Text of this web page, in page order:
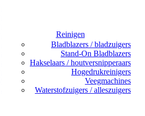
Reinigen
Bladblazers / bladzuigers
Stand-On Bladblazers
Hakselaars / houtversnipperaars
Hogedrukreinigers
Veegmachines
Waterstofzuigers / alleszuigers